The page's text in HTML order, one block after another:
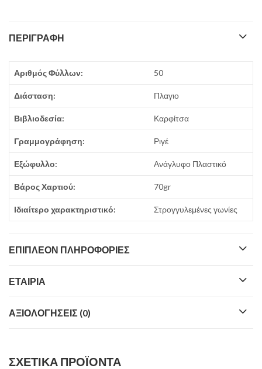
ΠΕΡΙΓΡΑΦΉ
Αριθμός Φύλλων: 50
Διάσταση: Πλαγιο
Βιβλιοδεσία: Καρφίτσα
Γραμμογράφηση: Ριγέ
Εξώφυλλο: Ανάγλυφο Πλαστικό
Βάρος Χαρτιού: 70gr
Ιδιαίτερο χαρακτηριστικό: Στρογγυλεμένες γωνίες
ΕΠΙΠΛΈΟΝ ΠΛΗΡΟΦΟΡΊΕΣ
ΕΤΑΙΡΊΑ
ΑΞΙΟΛΟΓΉΣΕΙΣ (0)
ΣΧΕΤΙΚΆ ΠΡΟΪΌΝΤΑ